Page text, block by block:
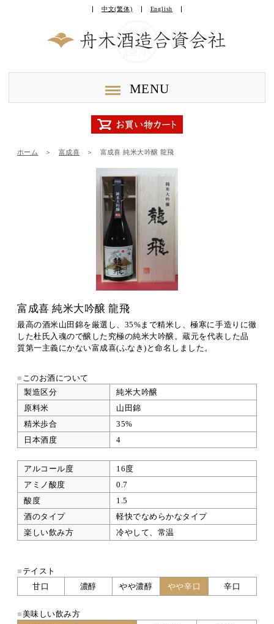
中文(繁体) English
MENU
ホーム ＞ 富成喜 ＞ 富成喜 純米大吟醸 龍飛
富成喜 純米大吟醸 龍飛
最高の酒米山田錦を厳選し、35%まで精米し、極寒に手造りに徹
した杜氏入魂ので醸した究極の純米大吟醸。蔵元を代表した品
質第一主義にかない富成喜(ふなき)と命名しました。
■ このお酒について
製造区分
純米大吟醸
原料米
山田錦
精米歩合
35%
日本酒度
4
アルコール度
16度
アミノ酸度
0.7
酸度
1.5
酒のタイプ
軽快でなめらかなタイプ
楽しい飲み方
冷やして、常温
■ テイスト
甘口
濃醇 やや濃醇 やや辛口 辛口
■美味しい飲み方